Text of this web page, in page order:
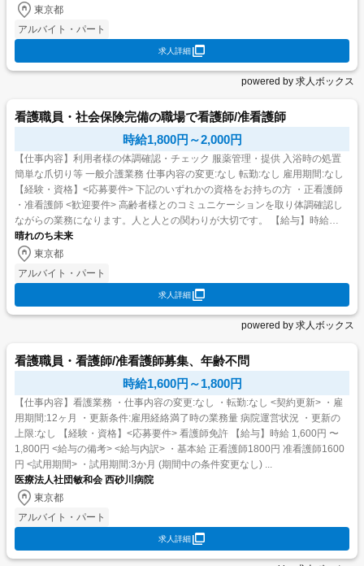
東京都
アルバイト・パート
求人詳細
powered by 求人ボックス
看護職員・社会保険完備の職場で看護師/准看護師
時給1,800円～2,000円
【仕事内容】利用者様の体調確認・チェック 服薬管理・提供 入浴時の処置
簡単な爪切り等 一般介護業務 仕事内容の変更:なし 転勤:なし 雇用期間:なし
【経験・資格】<応募要件> 下記のいずれかの資格をお持ちの方 ・正看護師
・准看護師 <歓迎要件> 高齢者様とのコミュニケーションを取り体調確認し
ながらの業務になります。人と人との関わりが大切です。 【給与】時給
1,800円 〜 2,000円 ...
晴れのち未来
東京都
アルバイト・パート
求人詳細
powered by 求人ボックス
看護職員・看護師/准看護師募集、年齢不問
時給1,600円～1,800円
【仕事内容】看護業務 ・仕事内容の変更:なし ・転勤:なし <契約更新> ・雇
用期間:12ヶ月 ・更新条件:雇用経絡満了時の業務量 病院運営状況 ・更新の
上限:なし 【経験・資格】<応募要件> 看護師免許 【給与】時給 1,600円 〜
1,800円 <給与の備考> <給与内訳> ・基本給 正看護師1800円 准看護師1600
円 <試用期間> ・試用期間:3か月 (期間中の条件変更なし) ...
医療法人社団敏和会 西砂川病院
東京都
アルバイト・パート
求人詳細